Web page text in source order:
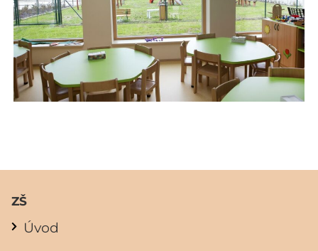
ZŠ
Úvod